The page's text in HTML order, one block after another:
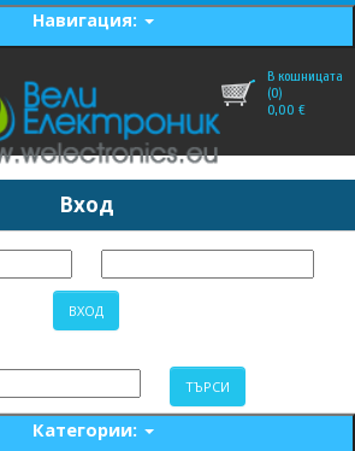
Навигация:
В кошницата
(0)
0,00 €
Вход
Категории: